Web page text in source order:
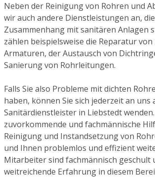
Neben der Reinigung von Rohren und
wir auch andere Dienstleistungen an,
Zusammenhang mit sanitären Anlagen
zählen beispielsweise die Reparatur
Armaturen, der Austausch von
Sanierung von Rohrleitungen.
Falls Sie also Probleme mit dichten
haben, können Sie sich jederzeit an uns
Sanitärdienstleister in Liebstedt
zuvorkommende und fachmännische
Reinigung und Instandsetzung von
und Ihnen problemlos und effizient
Mitarbeiter sind fachmännisch geschult
weitreichende Erfahrung in diesem